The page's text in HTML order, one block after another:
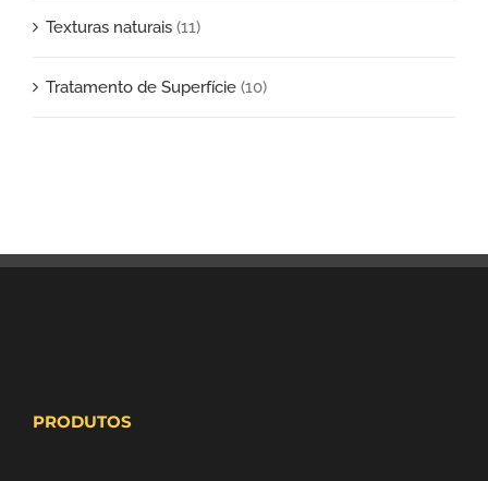
Texturas naturais (11)
Tratamento de Superfície (10)
PRODUTOS